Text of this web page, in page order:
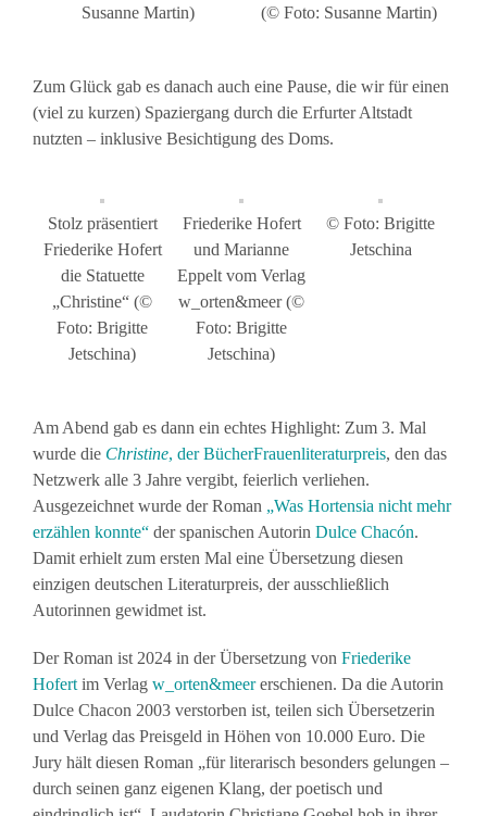
Susanne Martin)
(© Foto: Susanne Martin)
Zum Glück gab es danach auch eine Pause, die wir für einen
(viel zu kurzen) Spaziergang durch die Erfurter Altstadt
nutzten – inklusive Besichtigung des Doms.
Stolz präsentiert
Friederike Hofert
die Statuette
„Christine“ (©
Foto: Brigitte
Jetschina)
Friederike Hofert
und Marianne
Eppelt vom Verlag
w_orten&meer (©
Foto: Brigitte
Jetschina)
© Foto: Brigitte
Jetschina
Am Abend gab es dann ein echtes Highlight: Zum 3. Mal
wurde die Christine, der BücherFrauenliteraturpreis, den das
Netzwerk alle 3 Jahre vergibt, feierlich verliehen.
Ausgezeichnet wurde der Roman „Was Hortensia nicht mehr
erzählen konnte“ der spanischen Autorin Dulce Chacón.
Damit erhielt zum ersten Mal eine Übersetzung diesen
einzigen deutschen Literaturpreis, der ausschließlich
Autorinnen gewidmet ist.
Der Roman ist 2024 in der Übersetzung von Friederike
Hofert im Verlag w_orten&meererschienen. Da die Autorin
Dulce Chacon 2003 verstorben ist, teilen sich Übersetzerin
und Verlag das Preisgeld in Höhen von 10.000 Euro. Die
Jury hält diesen Roman „für literarisch besonders gelungen –
durch seinen ganz eigenen Klang, der poetisch und